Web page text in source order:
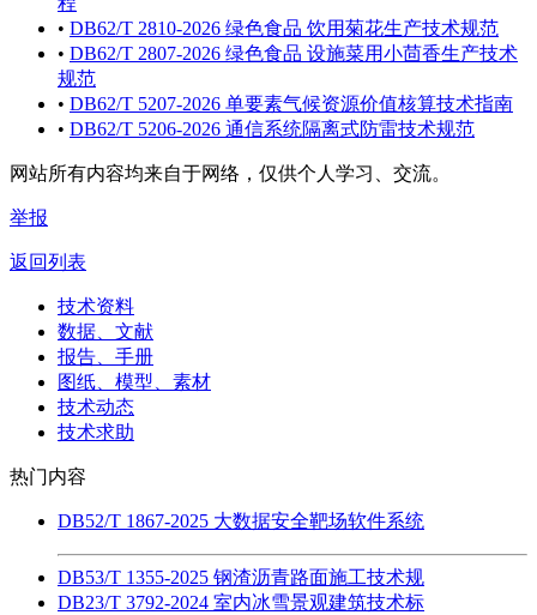
• DB62/T 2810-2026 绿色食品 饮用菊花生产技术规范
• DB62/T 2807-2026 绿色食品 设施菜用小茴香生产技术
规范
• DB62/T 5207-2026 单要素气候资源价值核算技术指南
• DB62/T 5206-2026 通信系统隔离式防雷技术规范
网站所有内容均来自于网络，仅供个人学习、交流。
举报
返回列表
技术资料
数据、文献
报告、手册
图纸、模型、素材
技术动态
技术求助
热门内容
DB52/T 1867-2025 大数据安全靶场软件系统
DB53/T 1355-2025 钢渣沥青路面施工技术规
DB23/T 3792-2024 室内冰雪景观建筑技术标